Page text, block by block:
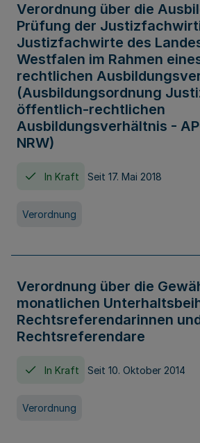
Verordnung über die
Prüfung der
Justizfachwirte des
Westfalen im Rahmen
rechtlichen
(Ausbildungsordnung
öffentlich-rechtlichen
Ausbildungsverhältnis -
NRW)
In Kraft Seit 17. Mai 2018
Verordnung
Verordnung über die
monatlichen
Rechtsreferendarinnen
Rechtsreferendare
In Kraft Seit 10. Oktober 2014
Verordnung